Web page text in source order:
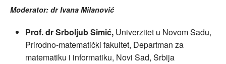
Moderator: dr Ivana Milanović
Prof. dr Srboljub Simić, Univerzitet u Novom Sadu,
Prirodno-matematički fakultet, Departman za
matematiku i informatiku, Novi Sad, Srbija